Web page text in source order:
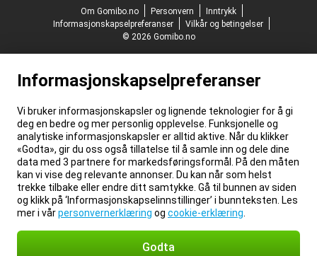
Om Gomibo.no
Personvern
Inntrykk
Informasjonskapselpreferanser
Vilkår og betingelser
© 2026 Gomibo.no
Informasjonskapselpreferanser
Vi bruker informasjonskapsler og lignende teknologier for å gi
deg en bedre og mer personlig opplevelse. Funksjonelle og
analytiske informasjonskapsler er alltid aktive. Når du klikker
«Godta», gir du oss også tillatelse til å samle inn og dele dine
data med 3 partnere for markedsføringsformål. På den måten
kan vi vise deg relevante annonser. Du kan når som helst
trekke tilbake eller endre ditt samtykke. Gå til bunnen av siden
og klikk på ‘Informasjonskapselinnstillinger’ i bunnteksten. Les
mer i vårpersonvernerklæring og cookie-erklæring
Godta